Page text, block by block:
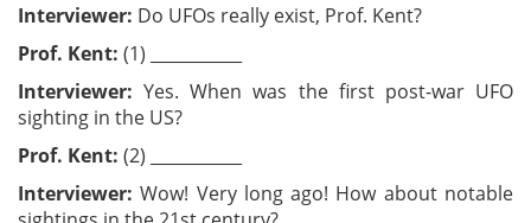
Interviewer: Do UFOs really exist, Prof. Kent?
Prof. Kent: (1) ___________
Interviewer: Yes. When was the first post-war UFO
sighting in the US?
Prof. Kent: (2) ___________
Interviewer: Wow! Very long ago! How about notable